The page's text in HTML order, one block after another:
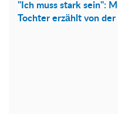
"Ich muss stark sein":
Tochter erzählt von der